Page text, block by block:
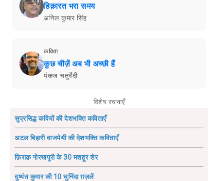
हिक़ारत भरा समय
अनिल कुमार सिंह
कविता
कुछ चीज़ें अब भी अच्छी हैं
पंकज चतुर्वेदी
विशेष रचनाएँ
सुप्रसिद्ध कवियों की देशभक्ति कविताएँ
अटल बिहारी वाजपेयी की देशभक्ति कविताएँ
फ़िराक़ गोरखपुरी के 30 मशहूर शेर
दुष्यंत कुमार की 10 चुनिंदा ग़ज़लें